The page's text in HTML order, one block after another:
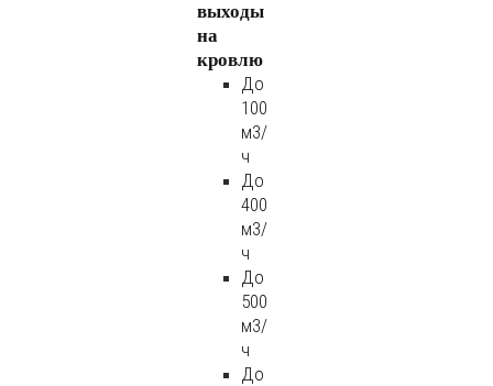
выходы
на
кровлю
До
100
м3/
ч
До
400
м3/
ч
До
500
м3/
ч
До